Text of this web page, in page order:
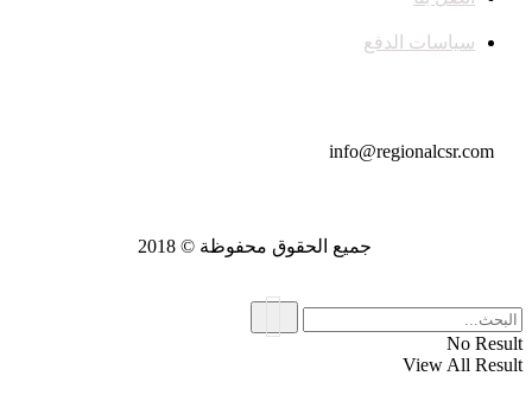
سياسات الدفع
جميع الحقوق محفوظة © 2018
No Result
View All Result